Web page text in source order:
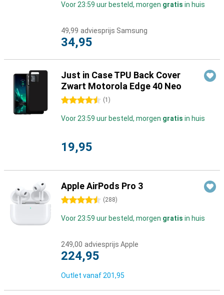
Voor 23:59 uur besteld, morgen gratis in huis
49,99 adviesprijs Samsung
34,95
Just in Case TPU Back Cover
Zwart Motorola Edge 40 Neo
4.5 sterren (1 )
Voor 23:59 uur besteld, morgen gratis in huis
19,95
Apple AirPods Pro 3
4.5 sterren (288)
Voor 23:59 uur besteld, morgen gratis in huis
249,00 adviesprijs Apple
224,95
Outlet vanaf 201,95